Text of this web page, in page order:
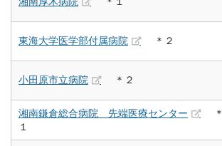
東海大学医学部付属病院 ＊２
小田原市立病院 ＊２
湘南鎌倉総合病院 先端医療センター
＊
１